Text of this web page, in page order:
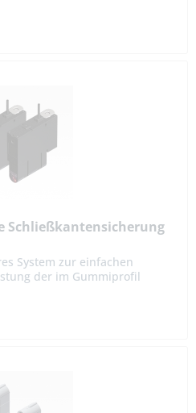
Schließkantensicherung
System zur einfachen
der im Gummiprofil